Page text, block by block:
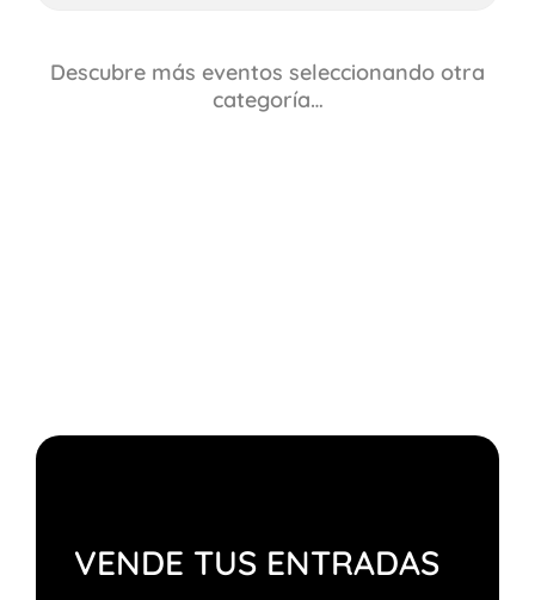
Descubre más eventos seleccionando otra
categoría…
VENDE TUS ENTRADAS